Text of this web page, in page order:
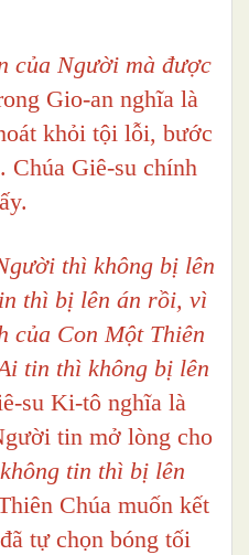
của Người mà được
Gio-an nghĩa là
khỏi tội lỗi, bước
Chúa Giê-su chính
thì không bị lên
thì bị lên án rồi, vì
của Con Một Thiên
tin thì không bị lên
su Ki-tô nghĩa là
tin mở lòng cho
tin thì bị lên
Chúa muốn kết
tự chọn bóng tối